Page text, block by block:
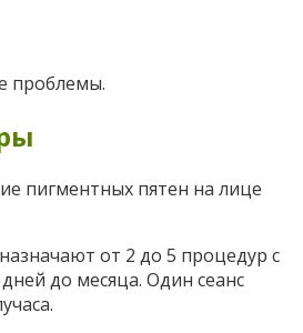
проблемы.
от 2 до 5 процедур с
до месяца. Один сеанс